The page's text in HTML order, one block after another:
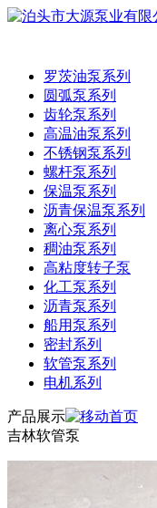
罗茨油泵系列
圆弧泵系列
齿轮泵系列
高温油泵系列
不锈钢泵系列
螺杆泵系列
保温泵系列
沥青保温泵系列
离心泵系列
稠油泵系列
高粘度转子泵
化工泵系列
沥青泵系列
船用泵系列
密封系列
软管泵系列
电机系列
产品展示
吉林软管泵